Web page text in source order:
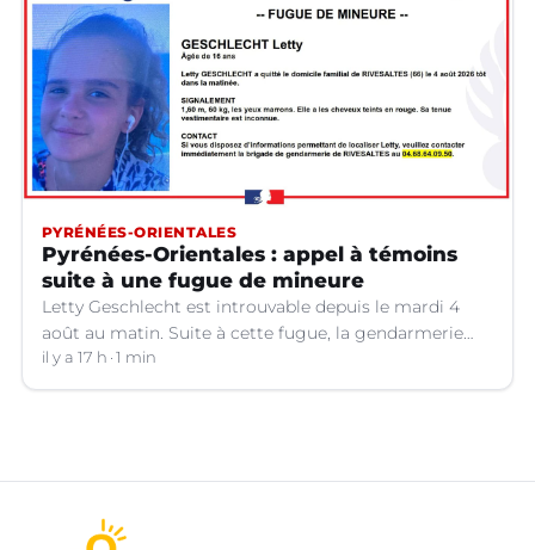
PYRÉNÉES-ORIENTALES
Pyrénées-Orientales : appel à témoins
suite à une fugue de mineure
Letty Geschlecht est introuvable depuis le mardi 4
août au matin. Suite à cette fugue, la gendarmerie
des Pyrénées-Orientales lance un appel à témoins.
il y a 17 h 1 min